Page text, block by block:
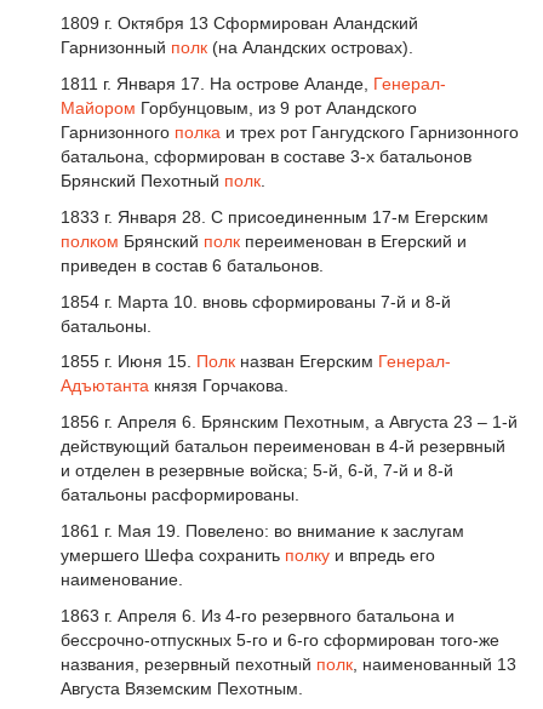
1809 г. Октября 13 Сформирован Аландский
Гарнизонный полк (на Аландских островах).
1811 г. Января 17. На острове Аланде, Генерал-
Майором Горбунцовым, из 9 рот Аландского
Гарнизонного полка и трех рот Гангудского Гарнизонного
батальона, сформирован в составе 3-х батальонов
Брянский Пехотный полк
1833 г. Января 28. С присоединенным 17-м Егерским
полком Брянский полк переименован в Егерский и
приведен в состав 6 батальонов.
1854 г. Марта 10. вновь сформированы 7-й и 8-й
батальоны.
1855 г. Июня 15. Полк назван Егерским Генерал-
Адъютанта князя Горчакова.
1856 г. Апреля 6. Брянским Пехотным, а Августа 23 – 1-й
действующий батальон переименован в 4-й резервный
и отделен в резервные войска; 5-й, 6-й, 7-й и 8-й
батальоны расформированы.
1861 г. Мая 19. Повелено: во внимание к заслугам
умершего Шефа сохранить полку и впредь его
наименование.
1863 г. Апреля 6. Из 4-го резервного батальона и
бессрочно-отпускных 5-го и 6-го сформирован того-же
названия, резервный пехотный полк , наименованный 13
Августа Вяземским Пехотным.